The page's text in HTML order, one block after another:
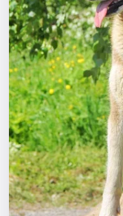
Города
Площадки
Артисты
Рейтинги